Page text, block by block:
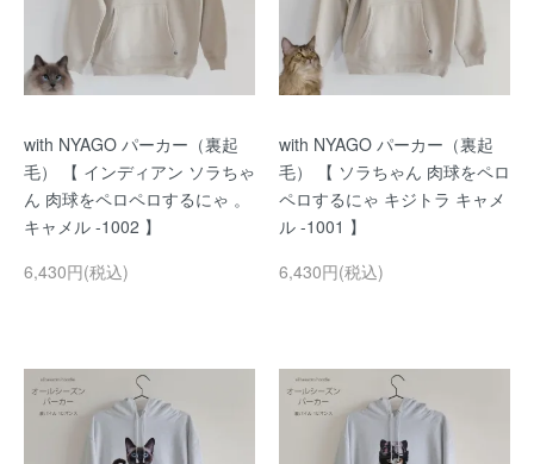
with NYAGO パーカー（裏起
毛） 【 インディアン ソラちゃ
ん 肉球をペロペロするにゃ 。
キャメル -1002 】
6,430円(税込)
with NYAGO パーカー（裏起
毛） 【 ソラちゃん 肉球をペロ
ペロするにゃ キジトラ キャメ
ル -1001 】
6,430円(税込)